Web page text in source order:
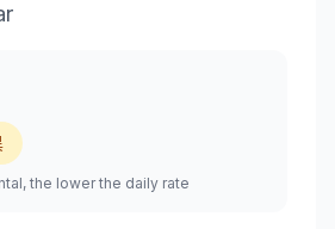
+351 963-584-279
the lower the daily rate